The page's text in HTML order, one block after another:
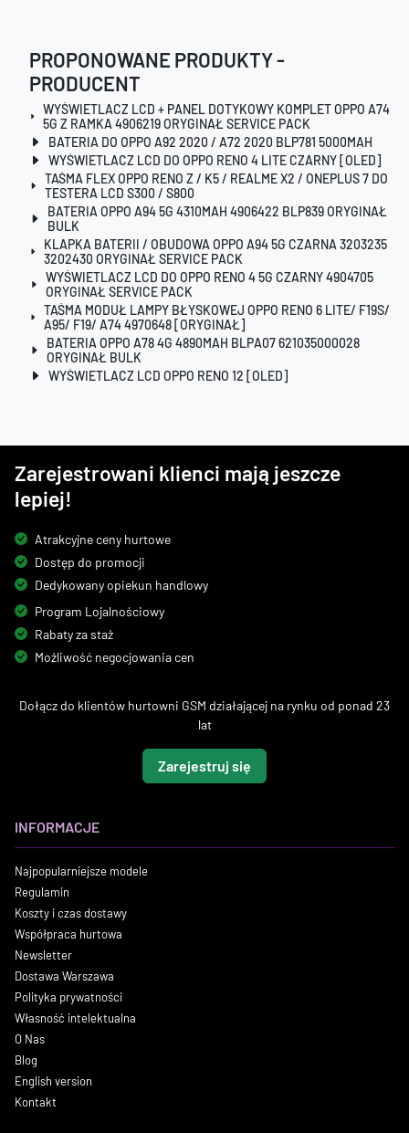
PROPONOWANE PRODUKTY -
PRODUCENT
WYŚWIETLACZ LCD + PANEL DOTYKOWY KOMPLET OPPO A74
5G Z RAMKA 4906219 ORYGINAŁ SERVICE PACK
BATERIA DO OPPO A92 2020 / A72 2020 BLP781 5000MAH
WYŚWIETLACZ LCD DO OPPO RENO 4 LITE CZARNY [OLED]
TAŚMA FLEX OPPO RENO Z / K5 / REALME X2 / ONEPLUS 7 DO
TESTERA LCD S300 / S800
BATERIA OPPO A94 5G 4310MAH 4906422 BLP839 ORYGINAŁ
BULK
KLAPKA BATERII / OBUDOWA OPPO A94 5G CZARNA 3203235
3202430 ORYGINAŁ SERVICE PACK
WYŚWIETLACZ LCD DO OPPO RENO 4 5G CZARNY 4904705
ORYGINAŁ SERVICE PACK
TAŚMA MODUŁ LAMPY BŁYSKOWEJ OPPO RENO 6 LITE/ F19S/
A95/ F19/ A74 4970648 [ORYGINAŁ]
BATERIA OPPO A78 4G 4890MAH BLPA07 621035000028
ORYGINAŁ BULK
WYŚWIETLACZ LCD OPPO RENO 12 [OLED]
Zarejestrowani klienci mają jeszcze
lepiej!
Atrakcyjne ceny hurtowe
Dostęp do promocji
Dedykowany opiekun handlowy
Program Lojalnościowy
Rabaty za staż
Możliwość negocjowania cen
Dołącz do klientów hurtowni GSM działającej na rynku od ponad 23
lat
Zarejestruj się
INFORMACJE
Najpopularniejsze modele
Regulamin
Koszty i czas dostawy
Współpraca hurtowa
Newsletter
Dostawa Warszawa
Polityka prywatności
Własność intelektualna
O Nas
Blog
English version
Kontakt